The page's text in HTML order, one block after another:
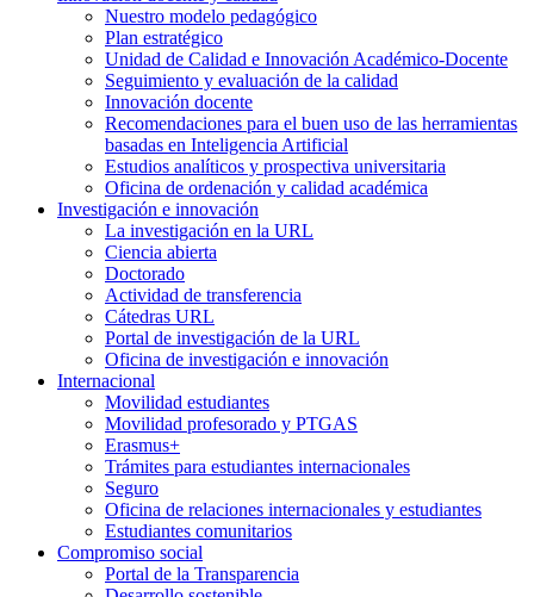
Nuestro modelo pedagógico
Plan estratégico
Unidad de Calidad e Innovación Académico-Docente
Seguimiento y evaluación de la calidad
Innovación docente
Recomendaciones para el buen uso de las herramientas
basadas en Inteligencia Artificial
Estudios analíticos y prospectiva universitaria
Oficina de ordenación y calidad académica
Investigación e innovación
La investigación en la URL
Ciencia abierta
Doctorado
Actividad de transferencia
Cátedras URL
Portal de investigación de la URL
Oficina de investigación e innovación
Internacional
Movilidad estudiantes
Movilidad profesorado y PTGAS
Erasmus+
Trámites para estudiantes internacionales
Seguro
Oficina de relaciones internacionales y estudiantes
Estudiantes comunitarios
Compromiso social
Portal de la Transparencia